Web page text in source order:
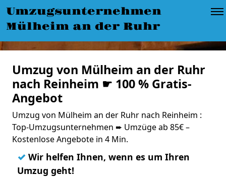
Umzugsunternehmen
Mülheim an der Ruhr
Umzug von Mülheim an der Ruhr
nach Reinheim ☛ 100 % Gratis-
Angebot
Umzug von Mülheim an der Ruhr nach Reinheim :
Top-Umzugsunternehmen ➨ Umzüge ab 85€ –
Kostenlose Angebote in 4 Min.
✓ Wir helfen Ihnen, wenn es um Ihren
Umzug geht!